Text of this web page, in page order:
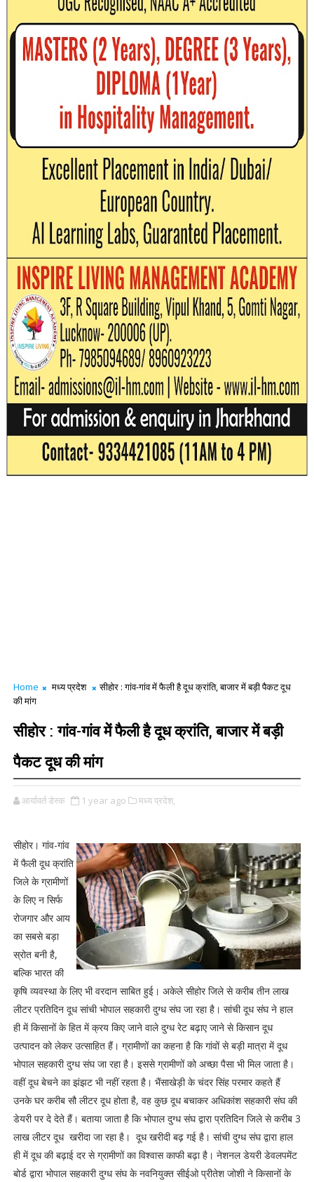
Home मध्य प्रदेश
सीहोर : गांव-गांव में फैली है दूध क्रांति, बाजार में बड़ी पैकट दूध
की मांग
सीहोर : गांव-गांव में फैली है दूध क्रांति, बाजार में बड़ी
पैकट दूध की मांग
आर्यावर्त डेस्क 1 year ago मध्य प्रदेश,
सीहोर। गांव-गांव
में फैली दूध क्रांति
जिले के ग्रामीणों
के लिए न सिर्फ
रोजगार और आय
का सबसे बड़ा
स्रोत बनी है,
बल्कि भारत की
कृषि व्यवस्था के लिए भी वरदान साबित हुई। अकेले सीहोर जिले से करीब तीन लाख
लीटर प्रतिदिन दूध सांची भोपाल सहकारी दुग्ध संघ जा रहा है। सांची दूध संघ ने हाल
ही में किसानों के हित में क्रय किए जाने वाले दुग्ध रेट बढ़ाए जाने से किसान दूध
उत्पादन को लेकर उत्साहित हैं। ग्रामीणों का कहना है कि गांवों से बड़ी मात्रा में दूध
भोपाल सहकारी दुग्ध संघ जा रहा है। इससे ग्रामीणों को अच्छा पैसा भी मिल जाता है।
वहीं दूध बेचने का झंझट भी नहीं रहता है। भैंसाखेड़ी के चंदर सिंह परमार कहते हैं
उनके घर करीब सौ लीटर दूध होता है, वह कुछ दूध बचाकर अधिकांश सहकारी संघ की
डेयरी पर दे देते हैं। बताया जाता है कि भोपाल दुग्ध संघ द्वारा प्रतिदिन जिले से करीब 3
लाख लीटर दूध खरीदा जा रहा है। दूध खरीदी बढ़ गई है। सांची दुग्ध संघ द्वारा हाल
ही में दूध की बढ़ाई दर से ग्रामीणों का विश्वास काफी बढ़ा है। नेशनल डेयरी डेवलपमेंट
बोर्ड द्वारा भोपाल सहकारी दुग्ध संघ के नवनियुक्त सीईओ प्रीतेश जोशी ने किसानों के